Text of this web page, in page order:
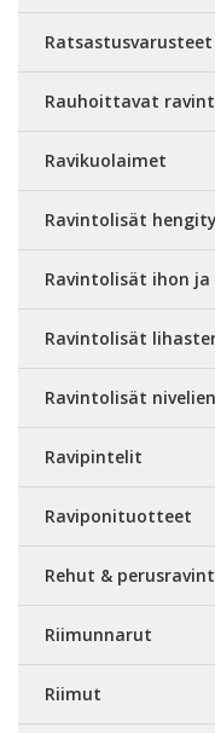
Ratsastusvarusteet
Rauhoittavat
Ravikuolaimet
Ravintolisät
Ravintolisät ihon
Ravintolisät
Ravintolisät
Ravipintelit
Raviponituotteet
Rehut &
Riimunnarut
Riimut